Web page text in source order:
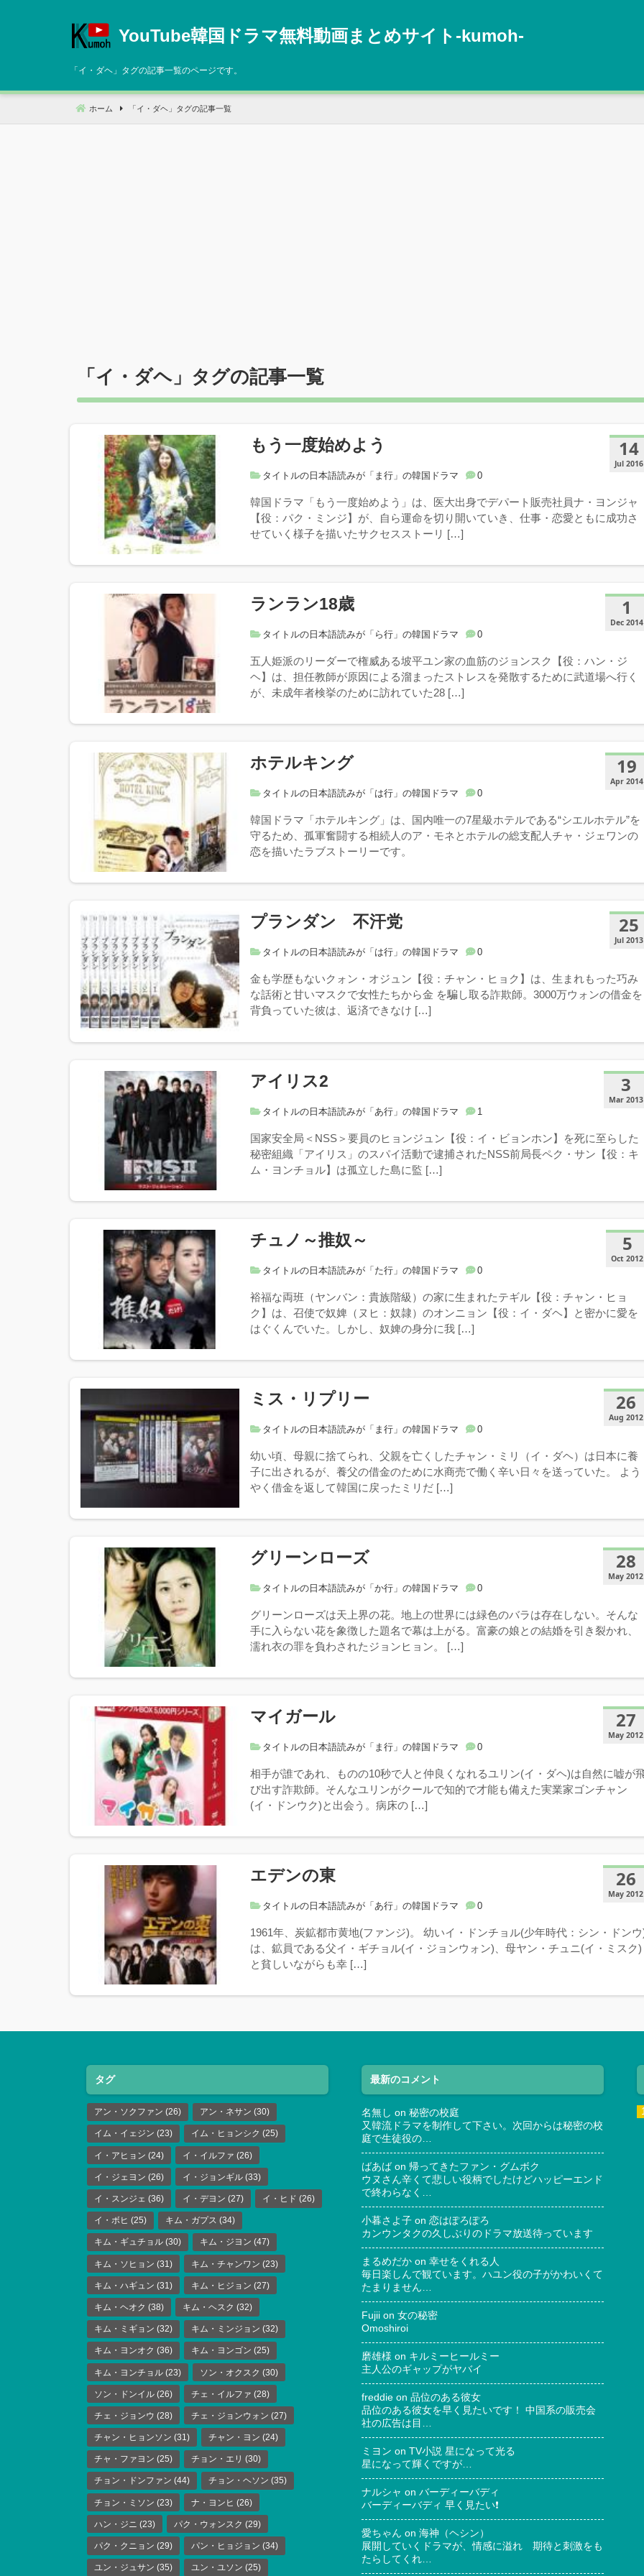
へ
動
YouTube韓国ドラマ無料動画まとめサイト‐kumoh‐
「 イ・ダヘ 」タグの記事一覧のページです。
ホーム 「 イ・ダヘ」タグの記事一覧
「 イ・ダヘ 」タグの記事一覧
14
Jul 2016
もう一度始めよう
タイトルの日本語読みが「ま行」の韓国ドラマ 0
韓国ドラマ「もう一度始めよう」は、医大出身でデパート販売社員ナ・ヨンジャ
【役：パク・ミンジ】が、自ら運命を切り開いていき、仕事・恋愛ともに成功さ
せていく様子を描いたサクセスストーリ […]
1
Dec 2014
ランラン18歳
タイトルの日本語読みが「ら行」の韓国ドラマ 0
五人姫派のリーダーで権威ある坡平ユン家の血筋のジョンスク【役：ハン・ジ
ヘ】は、担任教師が原因による溜まったストレスを発散するために武道場へ行く
が、未成年者検挙のために訪れていた28 […]
19
Apr 2014
ホテルキング
タイトルの日本語読みが「は行」の韓国ドラマ 0
韓国ドラマ「ホテルキング」は、国内唯一の7星級ホテルである“シエルホテル”を
守るため、孤軍奮闘する相続人のア・モネとホテルの総支配人チャ・ジェワンの
恋を描いたラブストーリーです。
25
Jul 2013
プランダン 不汗党
タイトルの日本語読みが「は行」の韓国ドラマ 0
金も学歴もないクォン・オジュン【役：チャン・ヒョク】は、生まれもった巧み
な話術と甘いマスクで女性たちから金 を騙し取る詐欺師。3000万ウォンの借金を
背負っていた彼は、返済できなけ […]
3
Mar 2013
アイリス2
タイトルの日本語読みが「あ行」の韓国ドラマ 1
国家安全局＜NSS＞要員のヒョンジュン【役：イ・ビョンホン】を死に至らした
秘密組織「アイリス」のスパイ活動で逮捕されたNSS前局長ペク・サン【役：キ
ム・ヨンチョル】は孤立した島に監 […]
5
Oct 2012
チュノ～推奴～
タイトルの日本語読みが「た行」の韓国ドラマ 0
裕福な両班（ヤンバン：貴族階級）の家に生まれたテギル【役：チャン・ヒョ
ク】は、召使で奴婢（ヌヒ：奴隷）のオンニョン【役：イ・ダヘ】と密かに愛を
はぐくんでいた。しかし、奴婢の身分に我 […]
26
Aug 2012
ミス・リプリー
タイトルの日本語読みが「ま行」の韓国ドラマ 0
幼い頃、母親に捨てられ、父親を亡くしたチャン・ミリ（イ・ダヘ）は日本に養
子に出されるが、養父の借金のために水商売で働く辛い日々を送っていた。 よう
やく借金を返して韓国に戻ったミリだ […]
28
May 2012
グリーンローズ
タイトルの日本語読みが「か行」の韓国ドラマ 0
グリーンローズは天上界の花。地上の世界には緑色のバラは存在しない。そんな
手に入らない花を象徴した題名で幕は上がる。富豪の娘との結婚を引き裂かれ、
濡れ衣の罪を負わされたジョンヒョン。 […]
27
May 2012
マイガール
タイトルの日本語読みが「ま行」の韓国ドラマ 0
相手が誰であれ、ものの10秒で人と仲良くなれるユリン(イ・ダヘ)は自然に嘘が
び出す詐欺師。そんなユリンがクールで知的で才能も備えた実業家ゴンチャン
(イ・ドンウク)と出会う。病床の […]
26
May 2012
エデンの東
タイトルの日本語読みが「あ行」の韓国ドラマ 0
1961年、炭鉱都市黄地(ファンジ)。 幼いイ・ドンチョル(少年時代：シン・ドン
は、鉱員である父イ・ギチョル(イ・ジョンウォン)、母ヤン・チュニ(イ・ミスク)
と貧しいながらも幸 […]
タグ
アン・ソクファン (26) アン・ネサン (30)
イム・イェジン (23) イム・ヒョンシク (25)
イ・アヒョン (24) イ・イルファ (26)
イ・ジェヨン (26) イ・ジョンギル (33)
イ・スンジェ (36) イ・デヨン (27) イ・ヒド (26)
イ・ボヒ (25) キム・ガプス (34)
キム・ギュチョル (30) キム・ジヨン (47)
キム・ソヒョン (31) キム・チャンワン (23)
キム・ハギュン (31) キム・ヒジョン (27)
キム・ヘオク (38) キム・ヘスク (32)
キム・ミギョン (32) キム・ミンジョン (32)
キム・ヨンオク (36) キム・ヨンゴン (25)
キム・ヨンチョル (23) ソン・オクスク (30)
ソン・ドンイル (26) チェ・イルファ (28)
チェ・ジョンウ (28) チェ・ジョンウォン (27)
チャン・ヒョンソン (31) チャン・ヨン (24)
チャ・ファヨン (25) チョン・エリ (30)
チョン・ドンファン (44) チョン・ヘソン (35)
チョン・ミソン (23) ナ・ヨンヒ (26)
ハン・ジニ (23) パク・ウォンスク (29)
パク・クニョン (29) パン・ヒョジョン (34)
ユン・ジュサン (35) ユン・ユソン (25)
最新のコメント
名無し on 秘密の校庭
又韓流ドラマを制作して下さい。次回からは秘密の校
庭で生徒役の…
ばあば on 帰ってきたファン・グムボク
ウヌさん辛くて悲しい役柄でしたけどハッピーエンド
で終わらなく…
小暮さよ子 on 恋はぽろぽろ
カンウンタクの久しぶりのドラマ放送待っています
まるめだか on 幸せをくれる人
毎日楽しんで観ています。ハユン役の子がかわいくて
たまりません…
Fujii on 女の秘密
Omoshiroi
磨雄様 on キルミーヒールミー
主人公のギャップがヤバイ
freddie on 品位のある彼女
品位のある彼女を早く見たいです！ 中国系の販売会
社の広告は目…
ミヨン on TV小説 星になって光る
星になって輝くですが…
ナルシャ on バーディーバディ
バーディーバディ 早く見たい❗
愛ちゃん on 海神（ヘシン）
展開していくドラマが、情感に溢れ 期待と刺激をも
たらしてくれ…